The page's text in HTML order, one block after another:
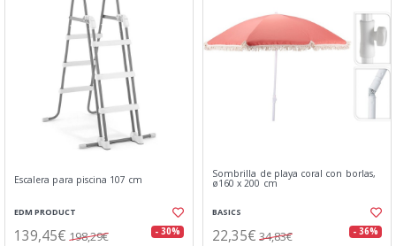
Escalera para piscina 107 cm
EDM PRODUCT
139,45€ 198,29€ - 30%
Sombrilla de playa coral con borlas,
ø160 x 200 cm
BASICS
22,35€ 34,83€ - 36%